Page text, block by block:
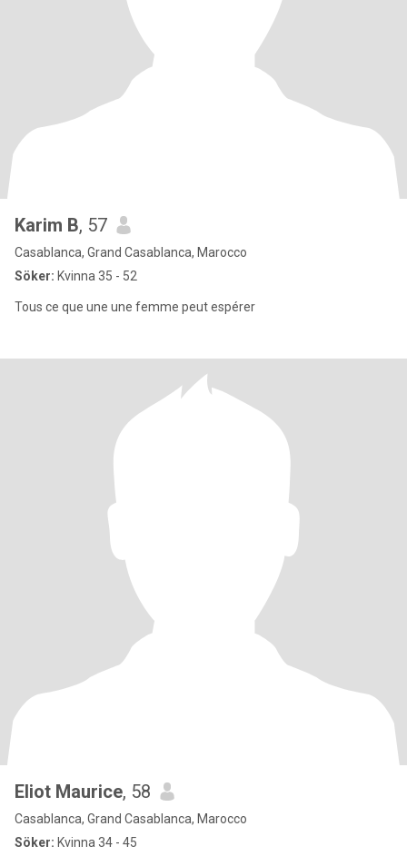
Karim B, 57
Casablanca, Grand Casablanca, Marocco
Söker: Kvinna 35 - 52
Tous ce que une une femme peut espérer
Eliot Maurice, 58
Casablanca, Grand Casablanca, Marocco
Söker: Kvinna 34 - 45